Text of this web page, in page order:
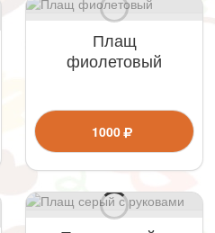
Плащ
фиолетовый
1000